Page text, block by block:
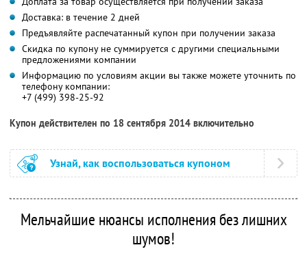
Доставка: в течение 2 дней
Предъявляйте распечатанный купон при получении заказа
Скидка по купону не суммируется с другими специальными
предложениями компании
Информацию по условиям акции вы также можете уточнить по
телефону компании:
+7 (499) 398-25-92
Купон действителен по 18 сентября 2014 включительно
Узнай, как воспользоваться купоном
Мельчайшие нюансы исполнения без лишних
шумов!